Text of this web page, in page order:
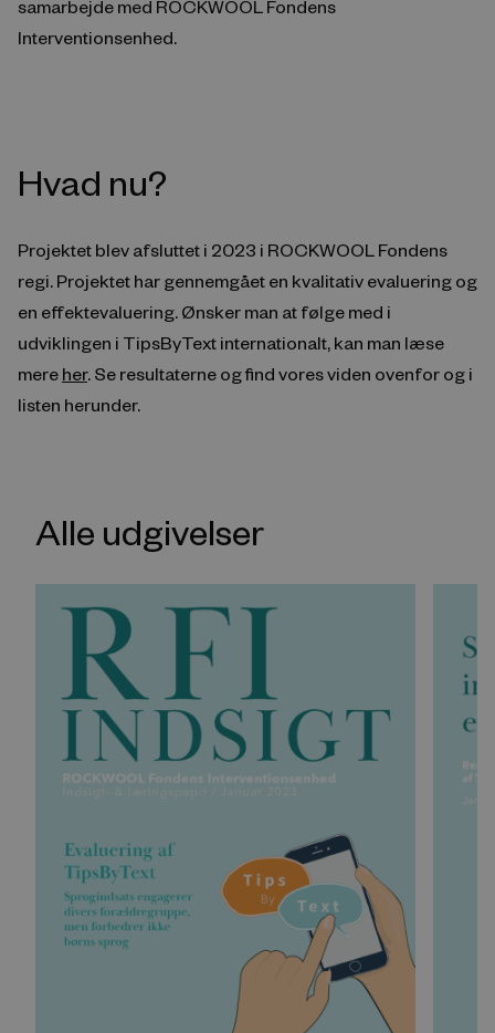
samarbejde med ROCKWOOL Fondens
Interventionsenhed.
Hvad nu?
Projektet blev afsluttet i 2023 i ROCKWOOL Fondens
regi. Projektet har gennemgået en kvalitativ evaluering og
en effektevaluering. Ønsker man at følge med i
udviklingen i TipsByText internationalt, kan man læse
mereher. Se resultaterne og find vores viden ovenfor og i
listen herunder.
Alle udgivelser